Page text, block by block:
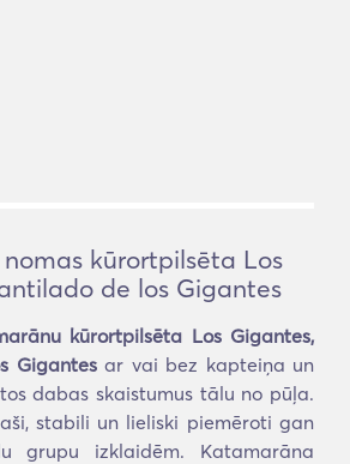
kūrortpilsēta Los
de los Gigantes
kūrortpilsēta Los Gigantes,
Gigantesar vai bez kapteiņa un
dabas skaistumus tālu no pūļa.
stabili un lieliski piemēroti gan
grupu izklaidēm. Katamarāna